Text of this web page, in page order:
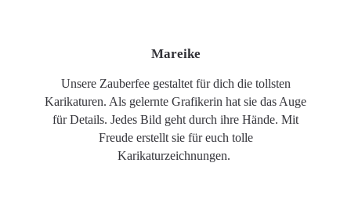
Mareike
Unsere Zauberfee gestaltet für dich die tollsten
Karikaturen. Als gelernte Grafikerin hat sie das Auge
für Details. Jedes Bild geht durch ihre Hände. Mit
Freude erstellt sie für euch tolle
Karikaturzeichnungen.